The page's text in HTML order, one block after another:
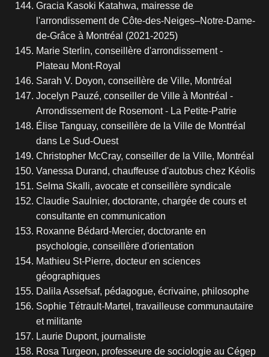
Gracia Kasoki Katahwa, mairesse de
l'arrondissement de Côte-des-Neiges–Notre-Dame-
de-Grâce à Montréal (2021-2025)
Marie Sterlin, conseillère d'arrondissement -
Plateau Mont-Royal
Sarah V. Doyon, conseillère de Ville, Montréal
Jocelyn Pauzé, conseiller de Ville à Montréal -
Arrondissement de Rosemont - La Petite-Patrie
Élise Tanguay, conseillère de la Ville de Montréal
dans Le Sud-Ouest
Christopher McCray, conseiller de la Ville, Montréal
Vanessa Durand, chauffeuse d'autobus chez Kéolis
Selma Skalli, avocate et conseillère syndicale
Claudie Saulnier, doctorante, chargée de cours et
consultante en communication
Roxanne Bédard-Mercier, doctorante en
psychologie, conseillère d'orientation
Mathieu St-Pierre, docteur en sciences
géographiques
Dalila Assefsaf, pédagogue, écrivaine, philosophe
Sophie Tétrault-Martel, travailleuse communautaire
et militante
Laurie Dupont, journaliste
Rosa Turgeon, professeure de sociologie au Cégep